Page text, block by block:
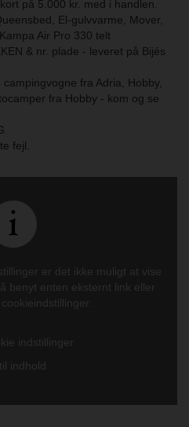
på 5.000 kr. med i handlen.
El-gulvvarme, Mover,
Air Pro 330 telt
& nr. plade - leveret på Bijés
fra Adria, Hobby,
fra Hobby - kom og se
fejl.
er det ikke muligt at vise
benyt enten eksternt link eller
indstillinger
indhold